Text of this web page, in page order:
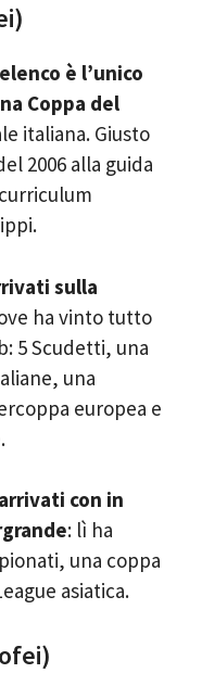
è l’unico
Coppa del
italiana. Giusto
2006 alla guida
sulla
ha vinto tutto
5 Scudetti, una
una
europea e
con in
: lì ha
una coppa
asiatica.